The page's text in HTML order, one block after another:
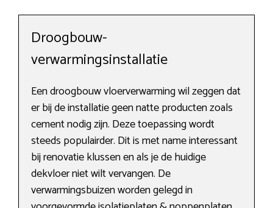
Droogbouw-
verwarmingsinstallatie
Een droogbouw vloerverwarming wil zeggen dat
er bij de installatie geen natte producten zoals
cement nodig zijn. Deze toepassing wordt
steeds populairder. Dit is met name interessant
bij renovatie klussen en als je de huidige
dekvloer niet wilt vervangen. De
verwarmingsbuizen worden gelegd in